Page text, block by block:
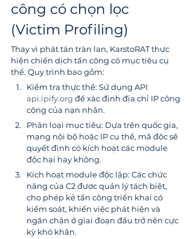
công có chọn lọc
(Victim Profiling)
Thay vì phát tán tràn lan, KarstoRAT thực
hiện chiến dịch tấn công có mục tiêu cụ
thể. Quy trình bao gồm:
Kiểm tra thực thể: Sử dụng API
api.ipify.org để xác định địa chỉ IP công
cộng của nạn nhân.
Phân loại mục tiêu: Dựa trên quốc gia,
mạng nội bộ hoặc IP cụ thể, mã độc sẽ
quyết định có kích hoạt các module
độc hại hay không.
Kích hoạt module độc lập: Các chức
năng của C2 được quản lý tách biệt,
cho phép kẻ tấn công triển khai có
kiểm soát, khiến việc phát hiện và
ngăn chặn ở giai đoạn đầu trở nên cực
kỳ khó khăn.